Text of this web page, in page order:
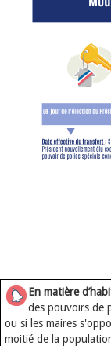
En matière
des pouvoirs de
ou si les maires
moitié de la